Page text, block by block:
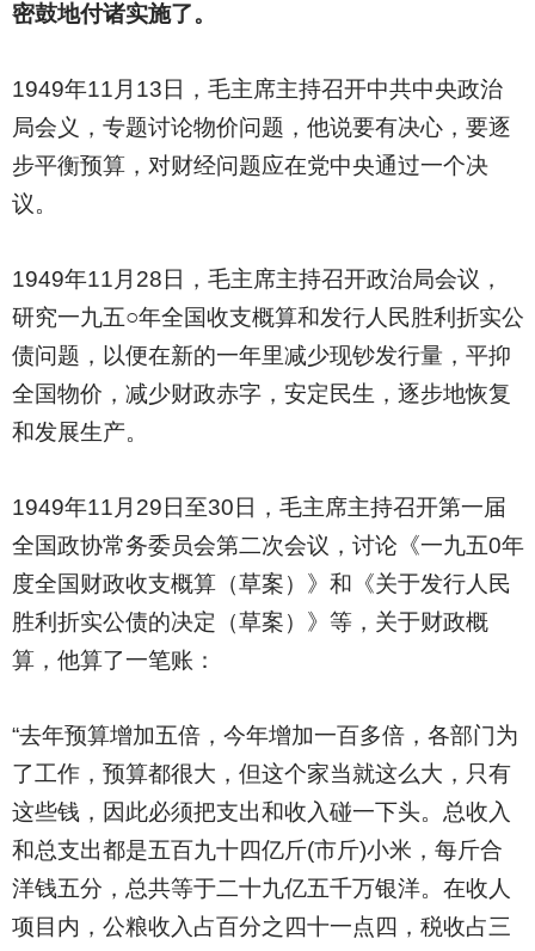
密鼓地付诸实施了。
1949年11月13日，毛主席主持召开中共中央政治
局会义，专题讨论物价问题，他说要有决心，要逐
步平衡预算，对财经问题应在党中央通过一个决
议。
1949年11月28日，毛主席主持召开政治局会议，
研究一九五○年全国收支概算和发行人民胜利折实公
债问题，以便在新的一年里减少现钞发行量，平抑
全国物价，减少财政赤字，安定民生，逐步地恢复
和发展生产。
1949年11月29日至30日，毛主席主持召开第一届
全国政协常务委员会第二次会议，讨论《一九五0年
度全国财政收支概算（草案）》和《关于发行人民
胜利折实公债的决定（草案）》等，关于财政概
算，他算了一笔账：
“去年预算增加五倍，今年增加一百多倍，各部门为
了工作，预算都很大，但这个家当就这么大，只有
这些钱，因此必须把支出和收入碰一下头。总收入
和总支出都是五百九十四亿斤(市斤)小米，每斤合
洋钱五分，总共等于二十九亿五千万银洋。在收人
项目内，公粮收入占百分之四十一点四，税收占三